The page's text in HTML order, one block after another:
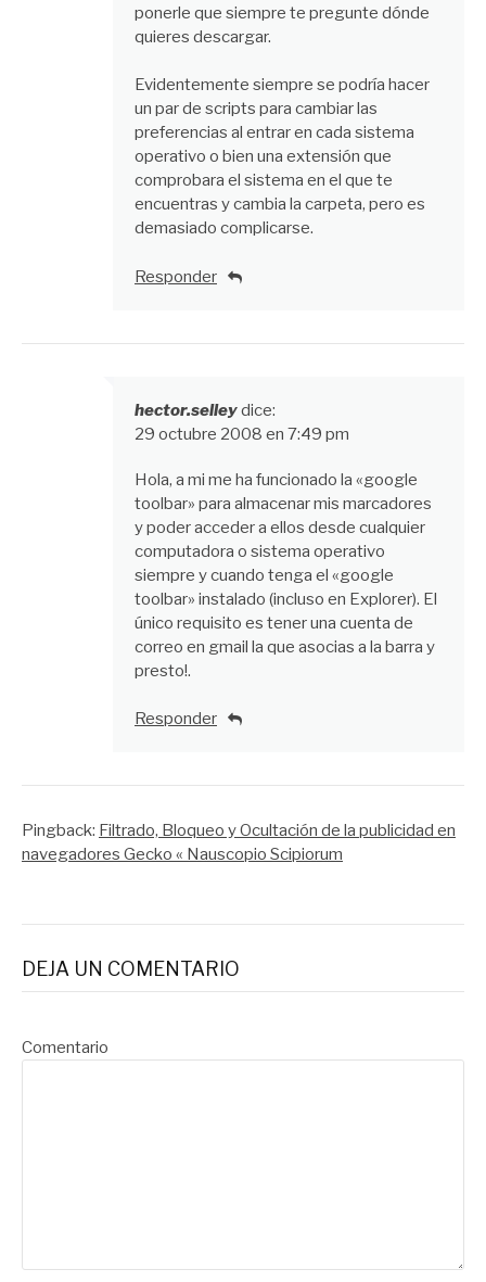
ponerle que siempre te pregunte dónde
quieres descargar.
Evidentemente siempre se podría hacer
un par de scripts para cambiar las
preferencias al entrar en cada sistema
operativo o bien una extensión que
comprobara el sistema en el que te
encuentras y cambia la carpeta, pero es
demasiado complicarse.
Responder
hector.selleydice:
29 octubre 2008 en 7:49 pm
Hola, a mi me ha funcionado la «google
toolbar» para almacenar mis marcadores
y poder acceder a ellos desde cualquier
computadora o sistema operativo
siempre y cuando tenga el «google
toolbar» instalado (incluso en Explorer). El
único requisito es tener una cuenta de
correo en gmail la que asocias a la barra y
presto!.
Responder
Pingback: Filtrado, Bloqueo y Ocultación de la publicidad en
navegadores Gecko « Nauscopio Scipiorum
DEJA UN COMENTARIO
Comentario